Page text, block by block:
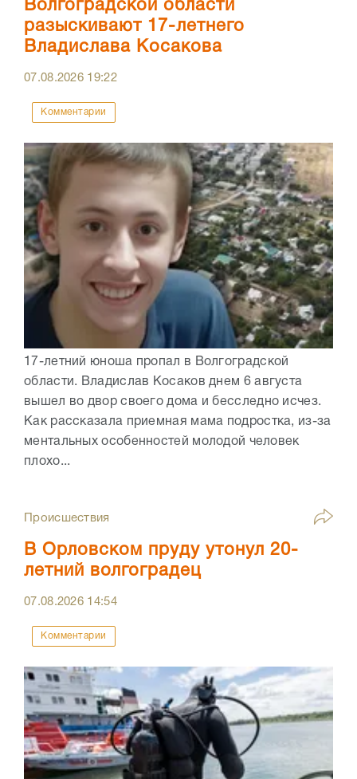
Волгоградской области
разыскивают 17-летнего
Владислава Косакова
07.08.2026 19:22
Комментарии
17-летний юноша пропал в Волгоградской
области. Владислав Косаков днем 6 августа
вышел во двор своего дома и бесследно исчез.
Как рассказала приемная мама подростка, из-за
ментальных особенностей молодой человек
плохо...
Происшествия
В Орловском пруду утонул 20-
летний волгоградец
07.08.2026 14:54
Комментарии